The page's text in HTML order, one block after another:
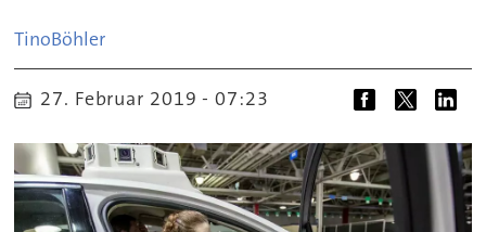
TinoBöhler
27. Februar 2019 - 07:23